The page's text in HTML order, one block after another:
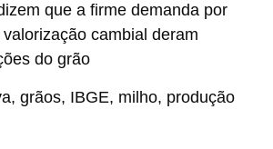
que a firme demanda por
cambial deram
do grão